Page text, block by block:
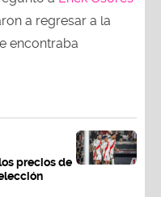
a regresar a la
encontraba
precios de